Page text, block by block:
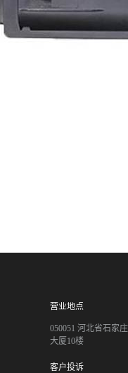
营业地点
050051 河北省石家
大厦10楼
客户投诉